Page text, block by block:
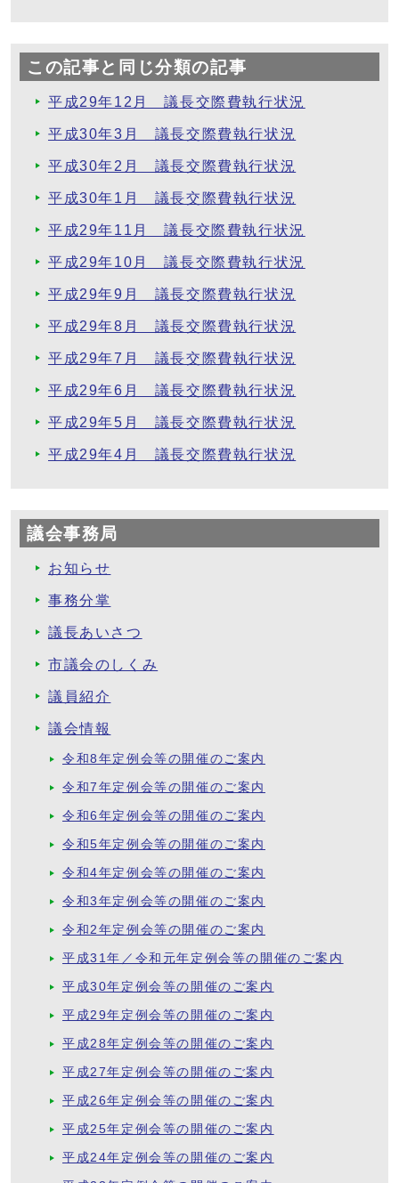
この記事と同じ分類の記事
平成29年12月 議長交際費執行状況
平成30年3月 議長交際費執行状況
平成30年2月 議長交際費執行状況
平成30年1月 議長交際費執行状況
平成29年11月 議長交際費執行状況
平成29年10月 議長交際費執行状況
平成29年9月 議長交際費執行状況
平成29年8月 議長交際費執行状況
平成29年7月 議長交際費執行状況
平成29年6月 議長交際費執行状況
平成29年5月 議長交際費執行状況
平成29年4月 議長交際費執行状況
議会事務局
お知らせ
事務分掌
議長あいさつ
市議会のしくみ
議員紹介
議会情報
令和8年定例会等の開催のご案内
令和7年定例会等の開催のご案内
令和6年定例会等の開催のご案内
令和5年定例会等の開催のご案内
令和4年定例会等の開催のご案内
令和3年定例会等の開催のご案内
令和2年定例会等の開催のご案内
平成31年／令和元年定例会等の開催のご案内
平成30年定例会等の開催のご案内
平成29年定例会等の開催のご案内
平成28年定例会等の開催のご案内
平成27年定例会等の開催のご案内
平成26年定例会等の開催のご案内
平成25年定例会等の開催のご案内
平成24年定例会等の開催のご案内